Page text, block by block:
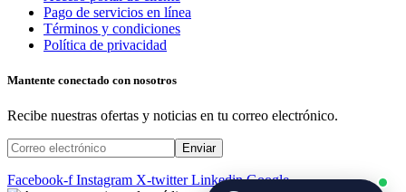
Pago de servicios en línea
Términos y condiciones
Política de privacidad
Mantente conectado con nosotros
Recibe nuestras ofertas y noticias en tu correo electrónico.
Facebook-f Instagram X-twitter Linkedin Google